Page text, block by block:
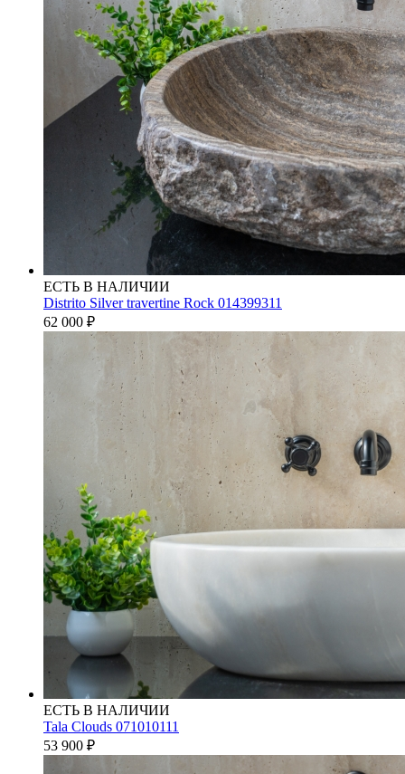
ЕСТЬ В НАЛИЧИИ
Distrito Silver travertine Rock 014399311
62 000 ₽
ЕСТЬ В НАЛИЧИИ
Tala Clouds 071010111
53 900 ₽